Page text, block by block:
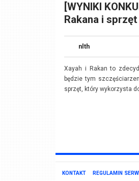
[WYNIKI
Rakana i
nlth
Xayah i Rakan to
będzie tym
sprzęt, który wykorzysta
KONTAKT REGULAMIN